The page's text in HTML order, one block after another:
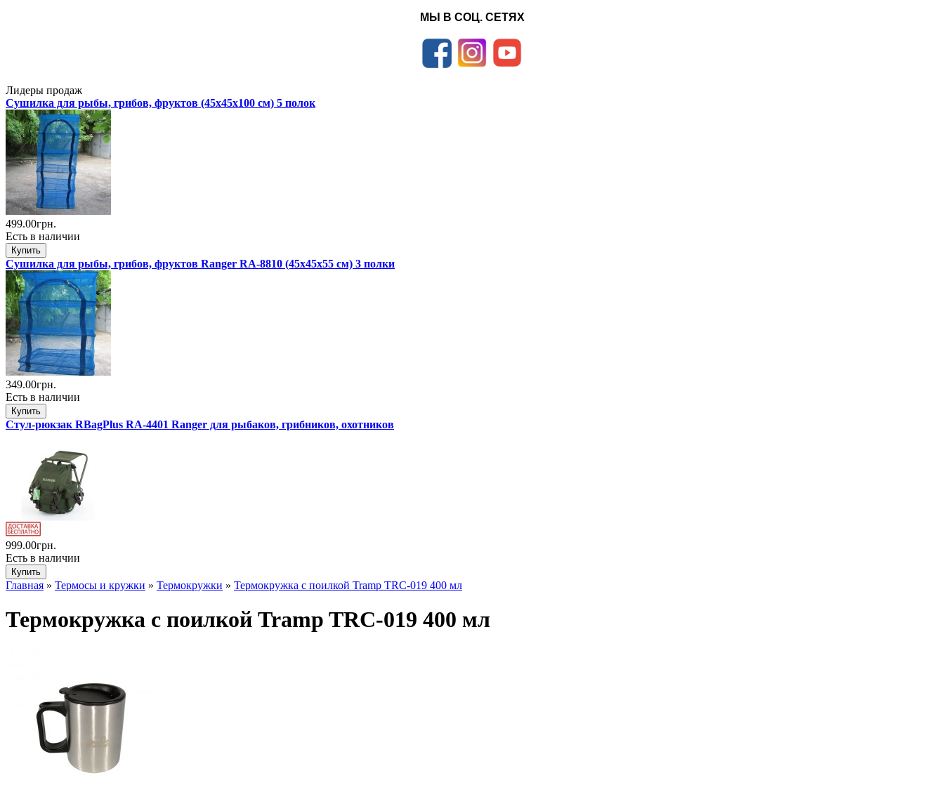
МЫ В СОЦ. СЕТЯХ
Лидеры продаж
Сушилка для рыбы, грибов, фруктов (45x45x100 см) 5 полок
499.00грн.
Есть в наличии
Сушилка для рыбы, грибов, фруктов Ranger RA-8810 (45x45x55 см) 3 полки
349.00грн.
Есть в наличии
Стул-рюкзак RBagPlus RA-4401 Ranger для рыбаков, грибников, охотников
999.00грн.
Есть в наличии
Главная » Термосы и кружки » Термокружки » Термокружка с поилкой Tramp TRC-019 400 мл
Термокружка с поилкой Tramp TRC-019 400 мл